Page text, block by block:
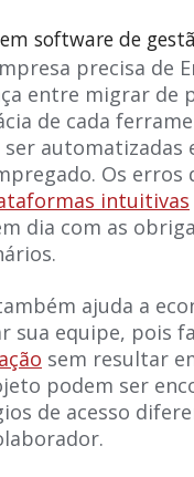
software de
precisa de
entre migrar de
de cada
ser automatizadas
Os
intuitivas
dia com as
ajuda a
sua equipe, pois
sem resultar
podem ser
de acesso